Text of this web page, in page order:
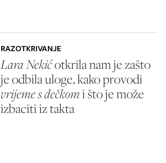
RAZOTKRIVANJE
Lara Nekićotkrila nam je zašto
je odbila uloge, kako provodi
vrijeme s dečkomi što je može
izbaciti iz takta